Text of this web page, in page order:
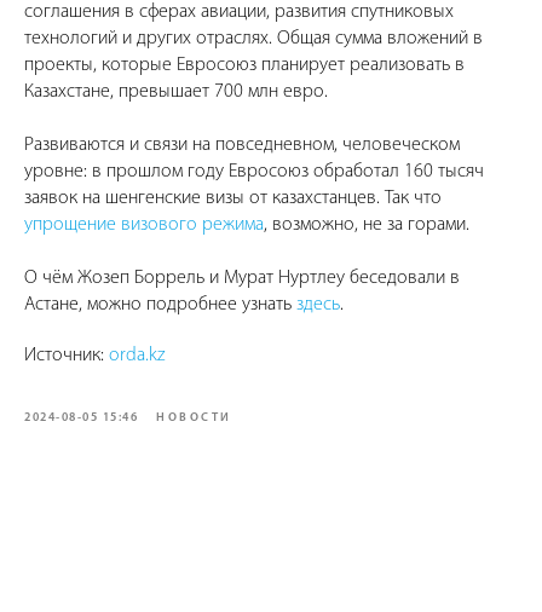
соглашения в сферах авиации, развития спутниковых
технологий и других отраслях. Общая сумма вложений в
проекты, которые Евросоюз планирует реализовать в
Казахстане, превышает 700 млн евро.
Развиваются и связи на повседневном, человеческом
уровне: в прошлом году Евросоюз обработал 160 тысяч
заявок на шенгенские визы от казахстанцев. Так что
упрощение визового режима, возможно, не за горами.
О чём Жозеп Боррель и Мурат Нуртлеу беседовали в
Астане, можно подробнее узнать здесь.
Источник: orda.kz
2024-08-05 15:46 НОВОСТИ